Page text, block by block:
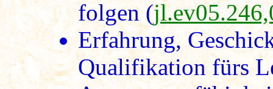
folgen (
Erfahrung,
Qualifikation fürs